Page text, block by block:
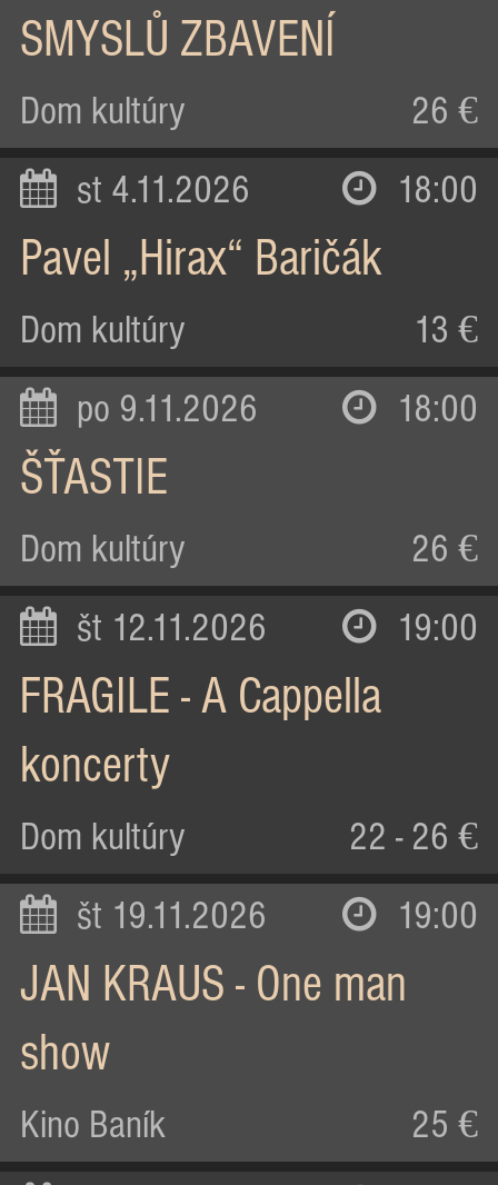
SMYSLŮ ZBAVENÍ
Dom kultúry 26 €
st 4.11.2026 18:00
Pavel „Hirax“ Baričák
Dom kultúry 13 €
po 9.11.2026 18:00
ŠŤASTIE
Dom kultúry 26 €
št 12.11.2026 19:00
FRAGILE - A Cappella
koncerty
Dom kultúry 22 - 26 €
št 19.11.2026 19:00
JAN KRAUS - One man
show
Kino Baník 25 €